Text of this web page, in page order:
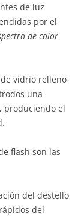
de luz
por el
de color
vidrio relleno
una
produciendo el
flash son las
del destello
del